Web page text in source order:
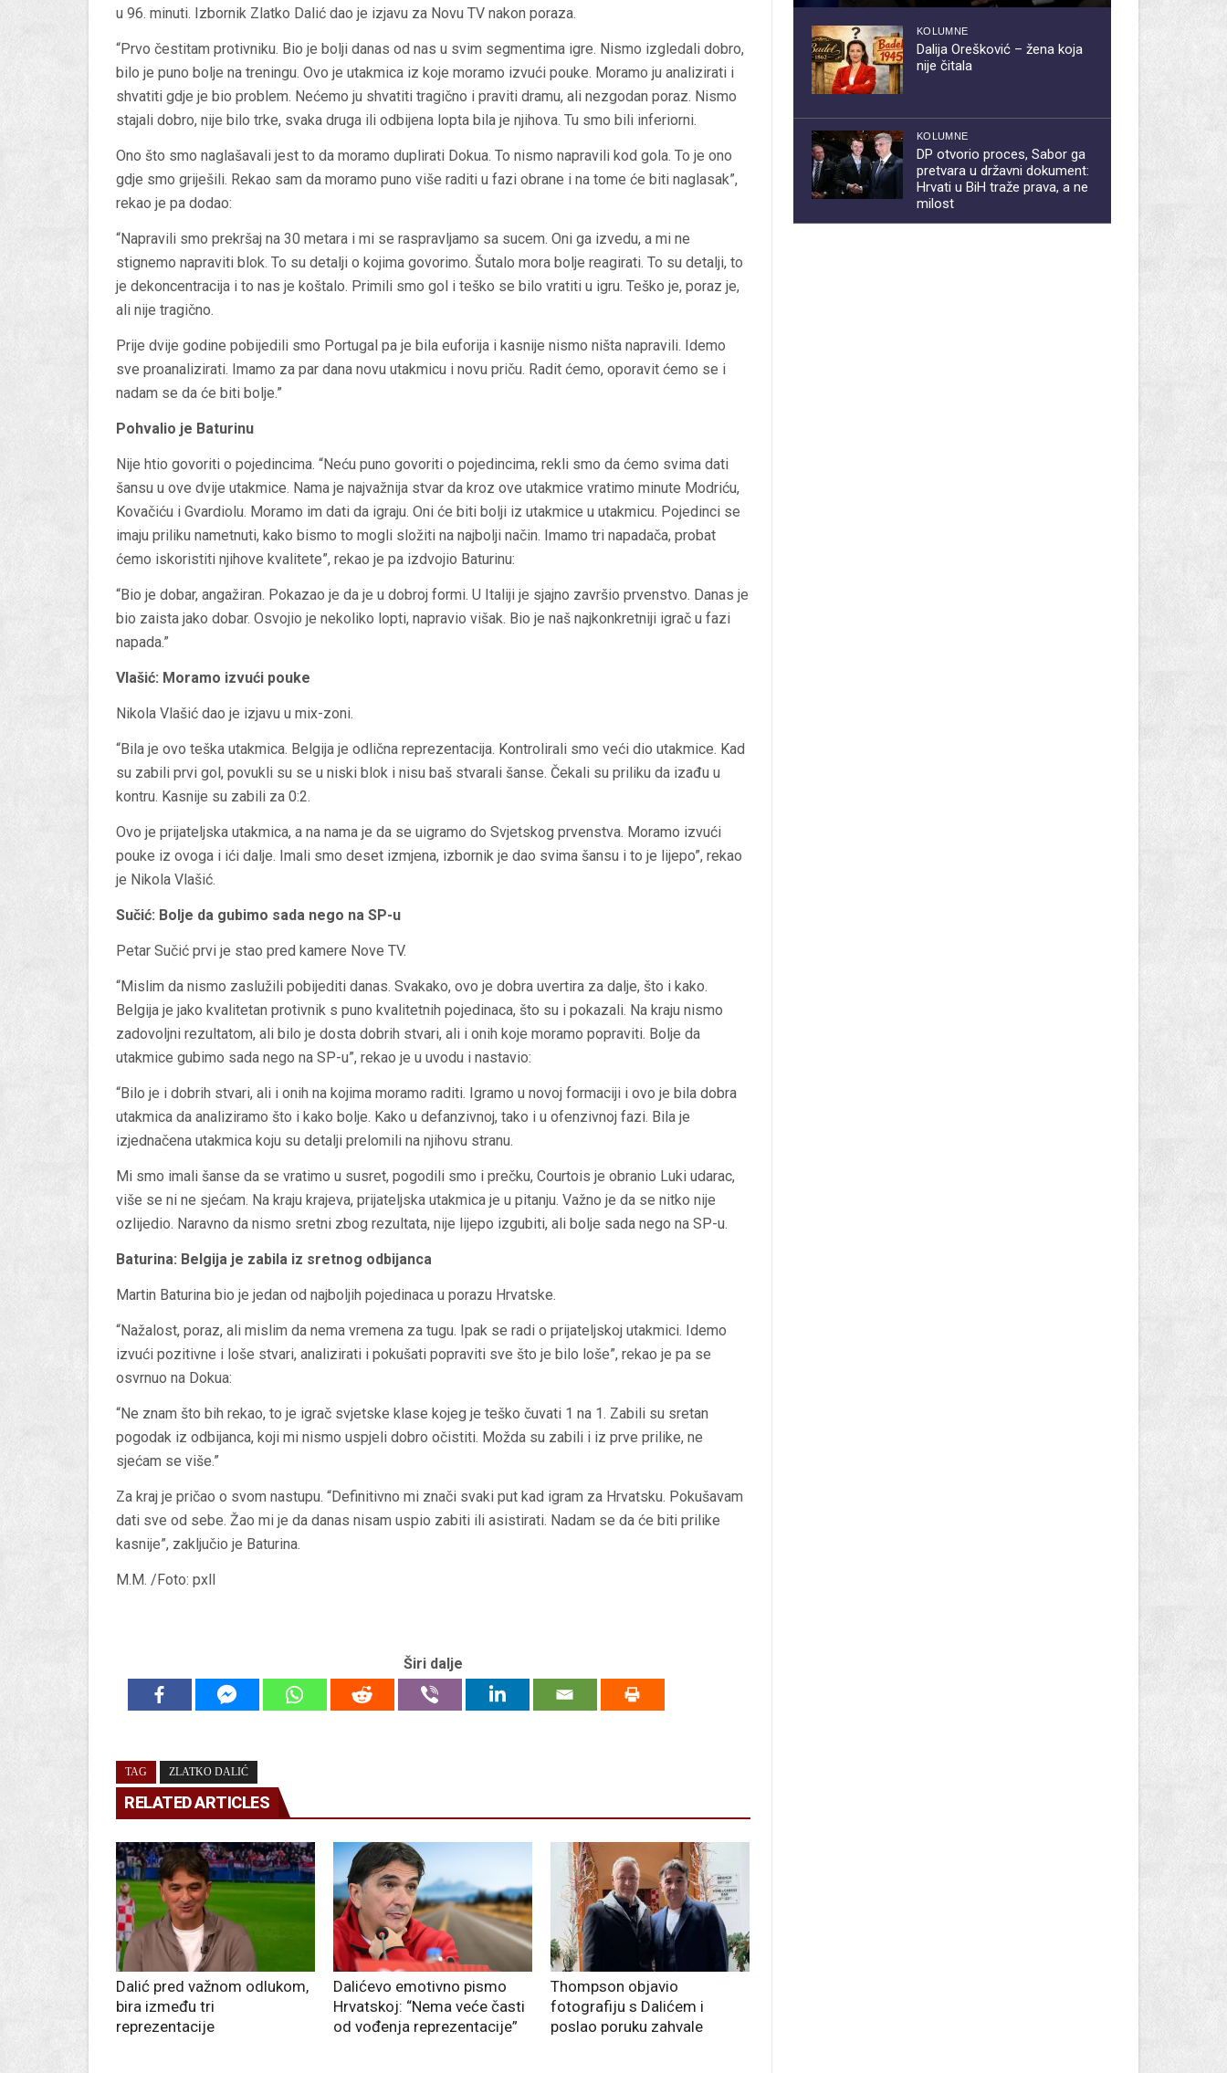
u 96. minuti. Izbornik Zlatko Dalić dao je izjavu za Novu TV nakon poraza.
“Prvo čestitam protivniku. Bio je bolji danas od nas u svim segmentima igre. Nismo izgledali dobro,
bilo je puno bolje na treningu. Ovo je utakmica iz koje moramo izvući pouke. Moramo ju analizirati i
shvatiti gdje je bio problem. Nećemo ju shvatiti tragično i praviti dramu, ali nezgodan poraz. Nismo
stajali dobro, nije bilo trke, svaka druga ili odbijena lopta bila je njihova. Tu smo bili inferiorni.
Ono što smo naglašavali jest to da moramo duplirati Dokua. To nismo napravili kod gola. To je ono
gdje smo griješili. Rekao sam da moramo puno više raditi u fazi obrane i na tome će biti naglasak”,
rekao je pa dodao:
“Napravili smo prekršaj na 30 metara i mi se raspravljamo sa sucem. Oni ga izvedu, a mi ne
stignemo napraviti blok. To su detalji o kojima govorimo. Šutalo mora bolje reagirati. To su detalji, to
je dekoncentracija i to nas je koštalo. Primili smo gol i teško se bilo vratiti u igru. Teško je, poraz je,
ali nije tragično.
Prije dvije godine pobijedili smo Portugal pa je bila euforija i kasnije nismo ništa napravili. Idemo
sve proanalizirati. Imamo za par dana novu utakmicu i novu priču. Radit ćemo, oporavit ćemo se i
nadam se da će biti bolje.”
Pohvalio je Baturinu
Nije htio govoriti o pojedincima. “Neću puno govoriti o pojedincima, rekli smo da ćemo svima dati
šansu u ove dvije utakmice. Nama je najvažnija stvar da kroz ove utakmice vratimo minute Modriću,
Kovačiću i Gvardiolu. Moramo im dati da igraju. Oni će biti bolji iz utakmice u utakmicu. Pojedinci se
imaju priliku nametnuti, kako bismo to mogli složiti na najbolji način. Imamo tri napadača, probat
ćemo iskoristiti njihove kvalitete”, rekao je pa izdvojio Baturinu:
“Bio je dobar, angažiran. Pokazao je da je u dobroj formi. U Italiji je sjajno završio prvenstvo. Danas je
bio zaista jako dobar. Osvojio je nekoliko lopti, napravio višak. Bio je naš najkonkretniji igrač u fazi
napada.”
Vlašić: Moramo izvući pouke
Nikola Vlašić dao je izjavu u mix-zoni.
“Bila je ovo teška utakmica. Belgija je odlična reprezentacija. Kontrolirali smo veći dio utakmice. Kad
su zabili prvi gol, povukli su se u niski blok i nisu baš stvarali šanse. Čekali su priliku da izađu u
kontru. Kasnije su zabili za 0:2.
Ovo je prijateljska utakmica, a na nama je da se uigramo do Svjetskog prvenstva. Moramo izvući
pouke iz ovoga i ići dalje. Imali smo deset izmjena, izbornik je dao svima šansu i to je lijepo”, rekao
je Nikola Vlašić.
Sučić: Bolje da gubimo sada nego na SP-u
Petar Sučić prvi je stao pred kamere Nove TV.
“Mislim da nismo zaslužili pobijediti danas. Svakako, ovo je dobra uvertira za dalje, što i kako.
Belgija je jako kvalitetan protivnik s puno kvalitetnih pojedinaca, što su i pokazali. Na kraju nismo
zadovoljni rezultatom, ali bilo je dosta dobrih stvari, ali i onih koje moramo popraviti. Bolje da
utakmice gubimo sada nego na SP-u”, rekao je u uvodu i nastavio:
“Bilo je i dobrih stvari, ali i onih na kojima moramo raditi. Igramo u novoj formaciji i ovo je bila dobra
utakmica da analiziramo što i kako bolje. Kako u defanzivnoj, tako i u ofenzivnoj fazi. Bila je
izjednačena utakmica koju su detalji prelomili na njihovu stranu.
Mi smo imali šanse da se vratimo u susret, pogodili smo i prečku, Courtois je obranio Luki udarac,
više se ni ne sjećam. Na kraju krajeva, prijateljska utakmica je u pitanju. Važno je da se nitko nije
ozlijedio. Naravno da nismo sretni zbog rezultata, nije lijepo izgubiti, ali bolje sada nego na SP-u.
Baturina: Belgija je zabila iz sretnog odbijanca
Martin Baturina bio je jedan od najboljih pojedinaca u porazu Hrvatske.
“Nažalost, poraz, ali mislim da nema vremena za tugu. Ipak se radi o prijateljskoj utakmici. Idemo
izvući pozitivne i loše stvari, analizirati i pokušati popraviti sve što je bilo loše”, rekao je pa se
osvrnuo na Dokua:
“Ne znam što bih rekao, to je igrač svjetske klase kojeg je teško čuvati 1 na 1. Zabili su sretan
pogodak iz odbijanca, koji mi nismo uspjeli dobro očistiti. Možda su zabili i iz prve prilike, ne
sjećam se više.”
Za kraj je pričao o svom nastupu. “Definitivno mi znači svaki put kad igram za Hrvatsku. Pokušavam
dati sve od sebe. Žao mi je da danas nisam uspio zabiti ili asistirati. Nadam se da će biti prilike
kasnije”, zaključio je Baturina.
M.M. /Foto: pxll
Širi dalje
TAG ZLATKO DALIĆ
RELATED ARTICLES
Dalić pred važnom odlukom,
bira između tri
reprezentacije
Dalićevo emotivno pismo
Hrvatskoj: “Nema veće časti
od vođenja reprezentacije”
Thompson objavio
fotografiju s Dalićem i
poslao poruku zahvale
KOLUMNE
Dalija Orešković – žena koja
nije čitala
KOLUMNE
DP otvorio proces, Sabor ga
pretvara u državni dokument:
Hrvati u BiH traže prava, a ne
milost